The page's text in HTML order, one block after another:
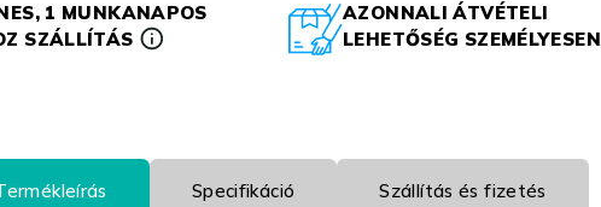
1 MUNKANAPOS
SZÁLLÍTÁS
AZONNALI ÁTVÉTELI
LEHETŐSÉG SZEMÉLYESEN
Specifikáció Szállítás és fizetés